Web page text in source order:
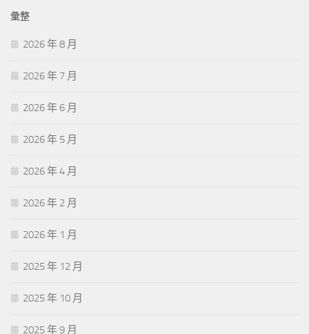
彙整
2026 年 8 月
2026 年 7 月
2026 年 6 月
2026 年 5 月
2026 年 4 月
2026 年 2 月
2026 年 1 月
2025 年 12 月
2025 年 10 月
2025 年 9 月